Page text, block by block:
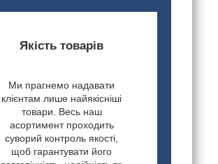
Якість товарів
Ми прагнемо надавати
клієнтам лише найякісніші
товари. Весь наш
асортимент проходить
суворий контроль якості,
щоб гарантувати його